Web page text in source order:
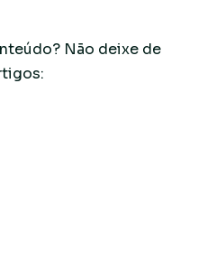
Não deixe de